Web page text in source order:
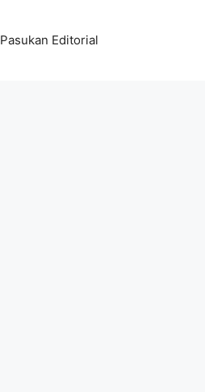
Pasukan Editorial